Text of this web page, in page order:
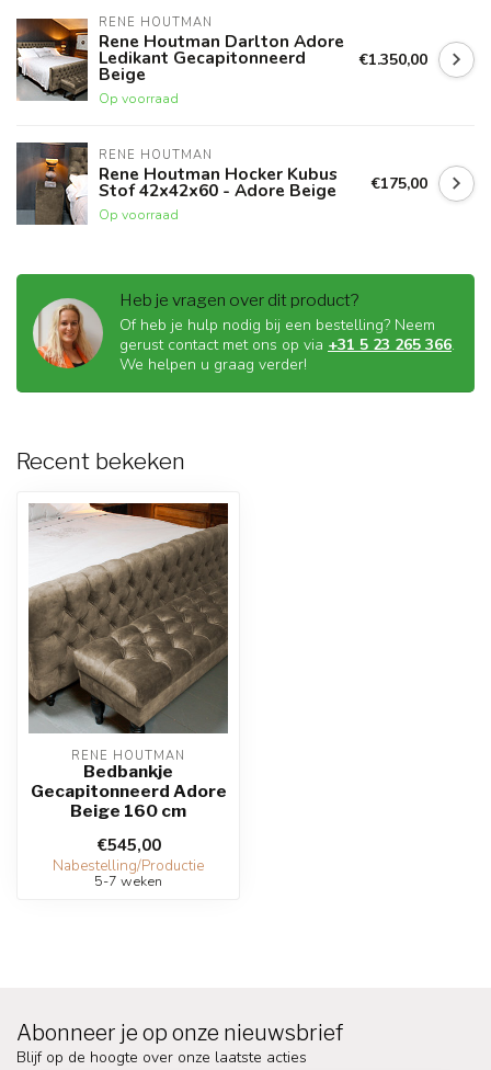
RENE HOUTMAN
Rene Houtman Darlton Adore
Ledikant Gecapitonneerd
Beige
Op voorraad
€1.350,00
RENE HOUTMAN
Rene Houtman Hocker Kubus
Stof 42x42x60 - Adore Beige
Op voorraad
€175,00
Heb je vragen over dit product?
Of heb je hulp nodig bij een bestelling? Neem
gerust contact met ons op via +31 5 23 265 366.
We helpen u graag verder!
Recent bekeken
RENE HOUTMAN
Bedbankje
Gecapitonneerd Adore
Beige 160 cm
€545,00
Nabestelling/Productie
5-7 weken
Abonneer je op onze nieuwsbrief
Blijf op de hoogte over onze laatste acties